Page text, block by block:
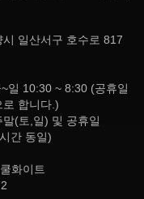
일산서구 호수로 817
일 10:30 ~ 8:30 (공휴일
합니다.)
(토,일) 및 공휴일
간 동일)
화이트